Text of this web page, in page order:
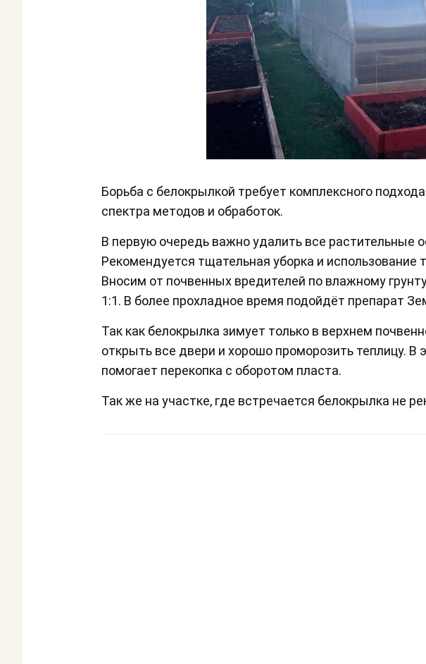
Борьба с белокрылкой требует комплексного
спектра методов и обработок.
В первую очередь важно удалить все растительные
Рекомендуется тщательная уборка и использование
Вносим от почвенных вредителей по влажному
1:1. В более прохладное время подойдёт препарат
Так как белокрылка зимует только в верхнем
открыть все двери и хорошо проморозить теплицу. В
помогает перекопка с оборотом пласта.
Так же на участке, где встречается белокрылка не